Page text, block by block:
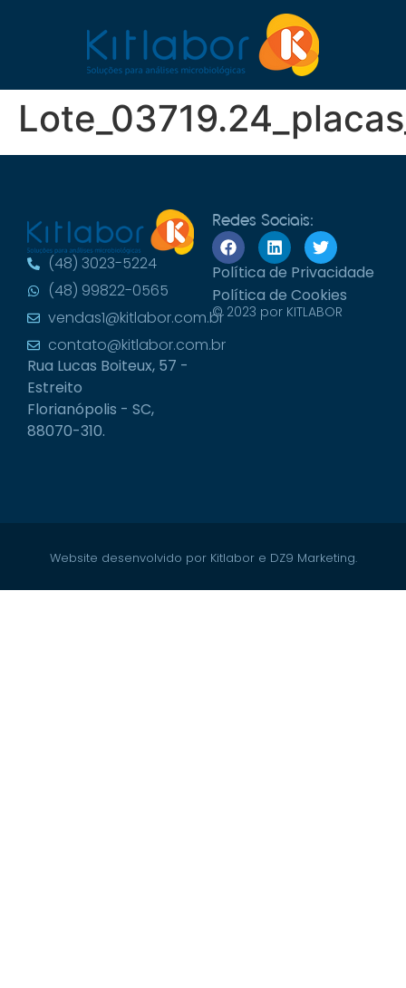
(48) 3023-5224
(48) 99822-0565
vendas1@kitlabor.com.br
contato@kitlabor.com.br
Rua Lucas Boiteux, 57 -
Estreito
Florianópolis - SC,
88070-310.
Redes Sociais:
Política de Privacidade
Política de Cookies
© 2023 por KITLABOR
Website desenvolvido por Kitlabor e DZ9 Marketing.